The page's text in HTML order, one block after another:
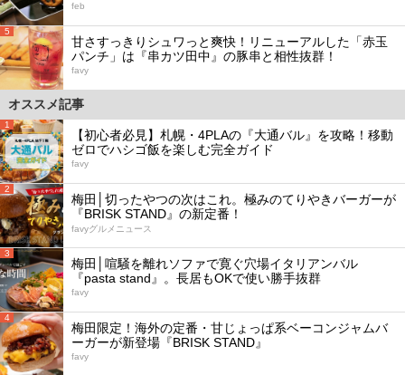
feb
5
甘さすっきりシュワっと爽快！リニューアルした「赤玉
パンチ」は『串カツ田中』の豚串と相性抜群！
favy
オススメ記事
1
【初心者必見】札幌・4PLAの『大通バル』を攻略！移動
ゼロでハシゴ飯を楽しむ完全ガイド
favy
2
梅田│切ったやつの次はこれ。極みのてりやきバーガーが
『BRISK STAND』の新定番！
favyグルメニュース
3
梅田│喧騒を離れソファで寛ぐ穴場イタリアンバル
『pasta stand』。長居もOKで使い勝手抜群
favy
4
梅田限定！海外の定番・甘じょっぱ系ベーコンジャムバ
ーガーが新登場『BRISK STAND』
favy